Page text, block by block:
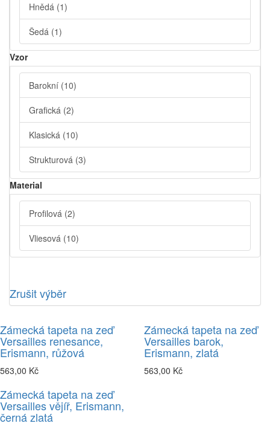
Hnědá (1)
Šedá (1)
Vzor
Barokní (10)
Grafická (2)
Klasická (10)
Strukturová (3)
Material
Profilová (2)
Vliesová (10)
Zrušit výběr
Zámecká tapeta na zeď
Versailles renesance,
Erismann, růžová
563,00 Kč
Zámecká tapeta na zeď
Versailles barok,
Erismann, zlatá
563,00 Kč
Zámecká tapeta na zeď
Versailles vějíř, Erismann,
černá zlatá